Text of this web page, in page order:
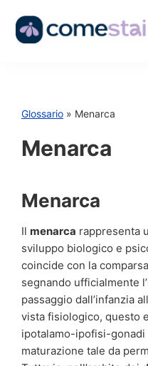
Glossario » Menarca
Menarca
Menarca
Il menarca rappresenta
sviluppo biologico e
coincide con la
segnando ufficialmente
passaggio dall’infanzia
vista fisiologico, questo
ipotalamo-ipofisi-
maturazione tale da